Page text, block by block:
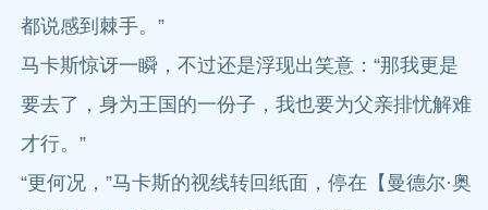
都说感到棘手。”
马卡斯惊讶一瞬，不过还是浮现出笑意：“那我更是
要去了，身为王国的一份子，我也要为父亲排忧解难
才行。”
“更何况，”马卡斯的视线转回纸面，停在【曼德尔·奥